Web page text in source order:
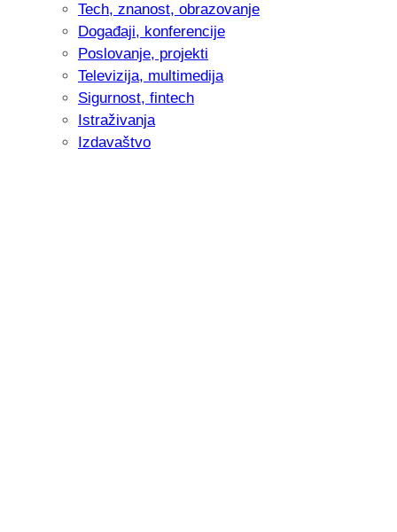
Tech, znanost, obrazovanje
Događaji, konferencije
Poslovanje, projekti
Televizija, multimedija
Sigurnost, fintech
Istraživanja
Izdavaštvo